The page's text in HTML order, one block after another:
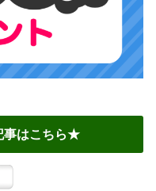
事はこちら★